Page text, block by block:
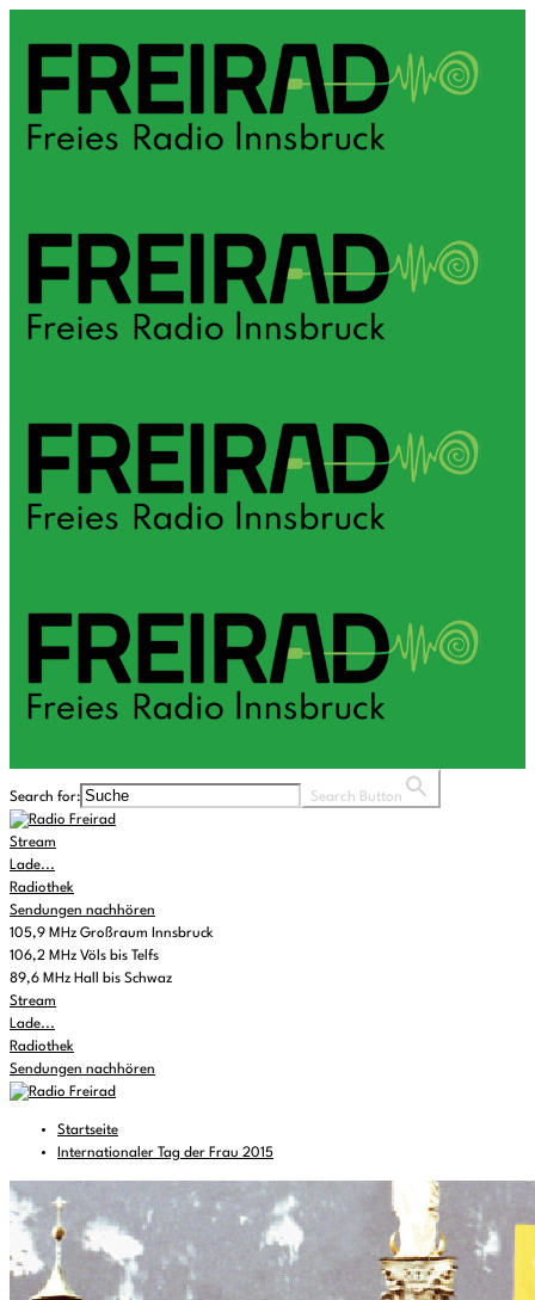
Search for: Search Button
Stream
Lade...
Radiothek
Sendungen nachhören
105,9 MHz Großraum Innsbruck
106,2 MHz Völs bis Telfs
89,6 MHz Hall bis Schwaz
Stream
Lade...
Radiothek
Sendungen nachhören
Startseite
Internationaler Tag der Frau 2015